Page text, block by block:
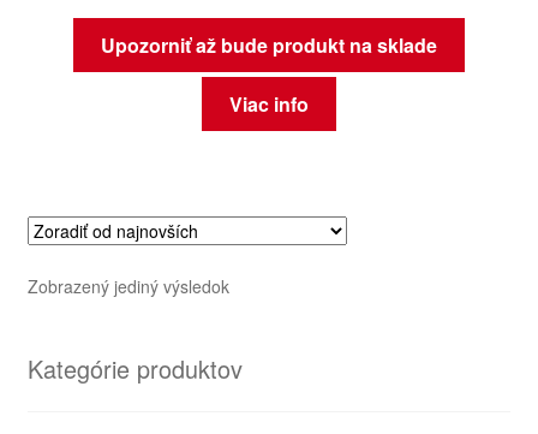
Upozorniť až bude produkt na sklade
Viac info
Zobrazený jediný výsledok
Kategórie produktov